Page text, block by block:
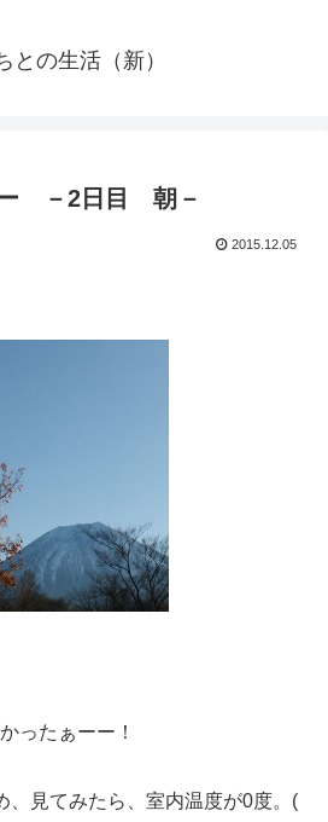
との生活（新）
ー －2日目 朝－
2015.12.05
ったぁーー！
、見てみたら、室内温度が0度。(